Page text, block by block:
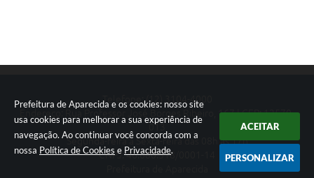
Prefeitura de Aparecida e os cookies: nosso site
usa cookies para melhorar a sua experiência de
navegação. Ao continuar você concorda com a
nossa Política de Cookies e Privacidade.
ACEITAR
PERSONALIZAR
Telefone: (12) 3104-4000
Endereço: Rua Professor José Borges Ribeiro, 167 | CEP: 12570-
013
Segunda-feira a Sexta-feira das 08h às 17h
CNPJ: 46.680.518/0001-14